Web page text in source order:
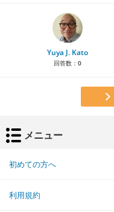
Yuya J. Kato
回答数： 0
メニュー
初めての方へ
利用規約